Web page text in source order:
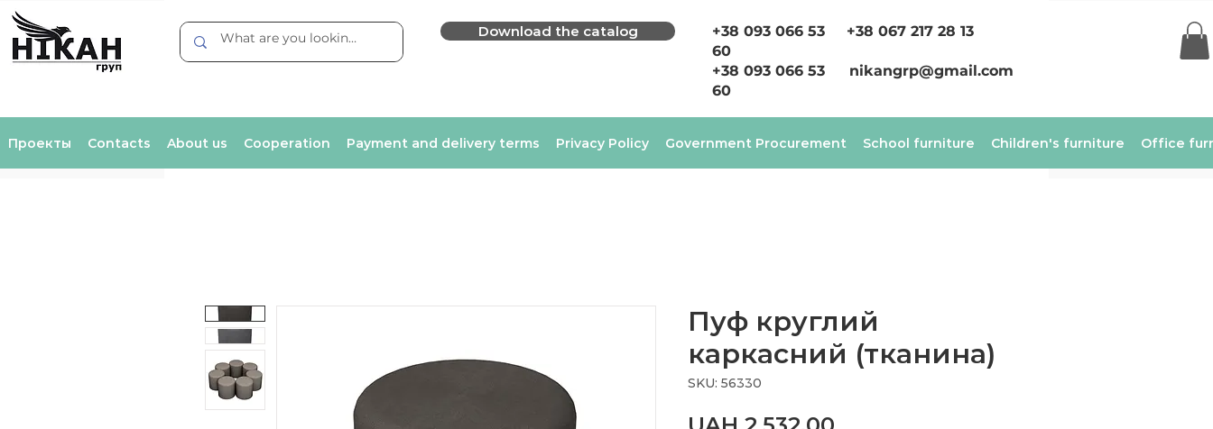
Download the catalog
+38 093 066 53
60
+38 093 066 53
60
+38 067 217 28 13
nikangrp@gmail.com
Проекты Contacts About us Cooperation Payment and delivery terms Privacy Policy Government Procurement School furniture Children's furniture Office
Пуф круглий
каркасний (тканина)
SKU: 56330